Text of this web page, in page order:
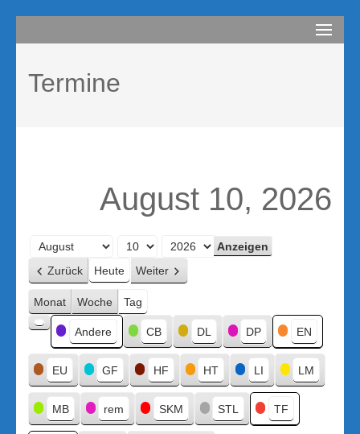
Inhalt
(Enter
drücken)
compurem
Termine
August 10, 2026
Monat
Tag
Jahr
Zurück Heute Weiter
Monat Woche Tag
Kategorien
Kategorie
ohne
Titel
Andere CB DL DP EN
EU GF HF HT LI LM
MB rem SKM STL TF